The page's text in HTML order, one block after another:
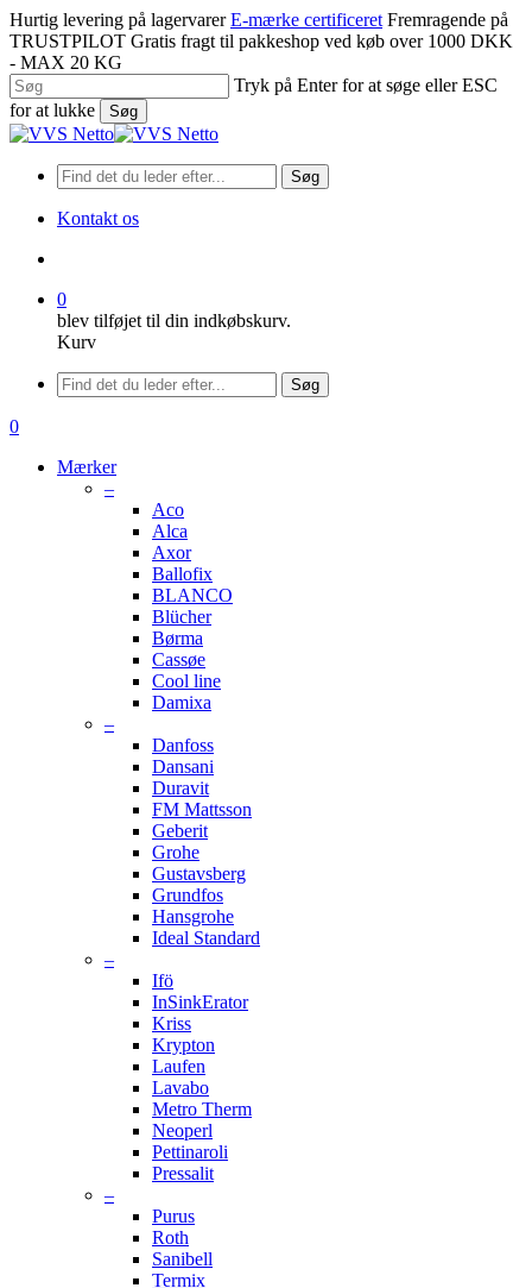
Spring
til
hovedindhold
Hurtig levering på lagervarer E-mærke certificeret Fremragende på
TRUSTPILOT Gratis fragt til pakkeshop ved køb over 1000 DKK
- MAX 20 KG
Tryk på Enter for at søge eller ESC
for at lukke
Søg
Luk
Søg
Kontakt os
0
blev tilføjet til din indkøbskurv.
Kurv
Menu
Søg
søge
0
Mærker
–
Aco
Alca
Axor
Ballofix
BLANCO
Blücher
Børma
Cassøe
Cool line
Damixa
–
Danfoss
Dansani
Duravit
FM Mattsson
Geberit
Grohe
Gustavsberg
Grundfos
Hansgrohe
Ideal Standard
–
Ifö
InSinkErator
Kriss
Krypton
Laufen
Lavabo
Metro Therm
Neoperl
Pettinaroli
Pressalit
–
Purus
Roth
Sanibell
Termix